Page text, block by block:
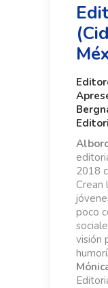
2018
Crean
poco
visión